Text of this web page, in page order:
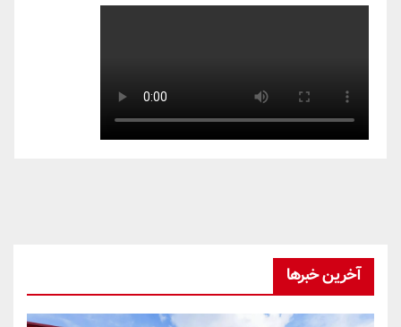
آخرین خبرها